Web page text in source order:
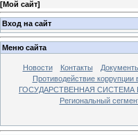
[Мой сайт]
Вход на сайт
Меню сайта
Новости Контакты
Противодействие коррупции
ГОСУДАРСТВЕННАЯ
Региональный